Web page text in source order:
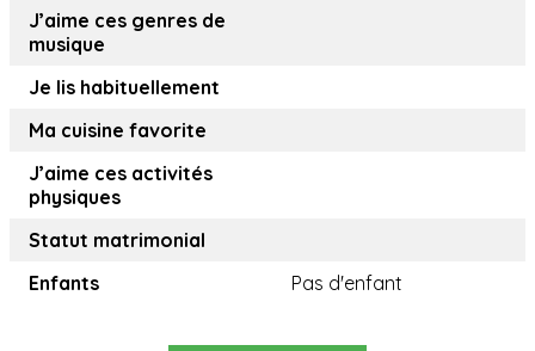
J’aime ces genres de
musique
Je lis habituellement
Ma cuisine favorite
J’aime ces activités
physiques
Statut matrimonial
Enfants
Pas d'enfant